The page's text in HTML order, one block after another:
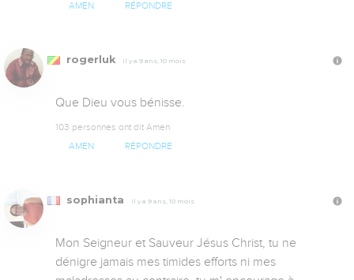
AMEN RÉPONDRE
rogerluk Il y a 9 ans, 10 mois
Que Dieu vous bénisse.
103 personnes ont dit Amen
AMEN RÉPONDRE
sophianta Il y a 9 ans, 10 mois
Mon Seigneur et Sauveur Jésus Christ, tu ne
dénigre jamais mes timides efforts ni mes